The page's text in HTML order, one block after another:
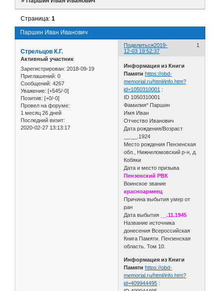
Паршин Иван Иванович
Страница:1
Поделиться 1
2019-
12-03 19:52:37
Стрельцов К.Г.
Активный участник
Зарегистрирован: 2018-09-19
Приглашений: 0
Сообщений: 4267
Уважение: [+545/-0]
Позитив: [+0/-0]
Провел на форуме:
1 месяц 26 дней
Последний визит:
2020-02-27 13:13:17
Информация из Книги
Памяти https://obd-
memorial.ru/html/info.htm?
id=1050310001 :
ID 1050310001
Фамилия* Паршин
Имя Иван
Отчество Иванович
Дата рождения/Возраст
__.__.1924
Место рождения Пензенская
обл., Нижнеломовский р-н, д.
Кобяки
Дата и место призыва
Пензенский РВК
Воинское звание
красноармеец
Причина выбытия умер от
ран
Дата выбытия
__.11.1945
Название источника
донесения Всероссийская
Книга Памяти. Пензенская
область. Том 10.
Информация из Книги
Памяти https://obd-
memorial.ru/html/info.htm?
id=409944495 :